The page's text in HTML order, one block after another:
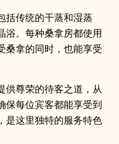
括传统的干蒸和湿蒸
浴。每种桑拿房都使用
桑拿的同时，也能享受
供尊荣的待客之道，从
保每位宾客都能享受到
是这里独特的服务特色